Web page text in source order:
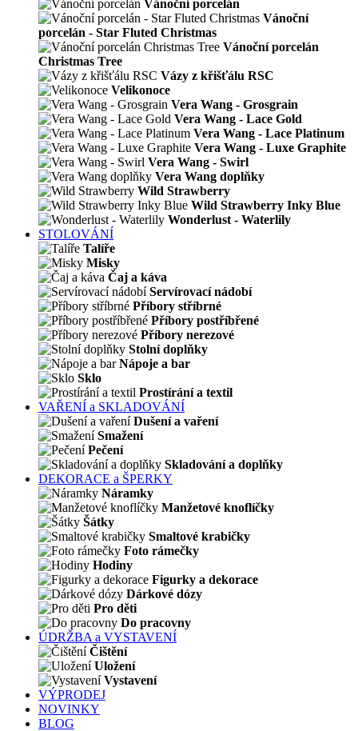
Vánoční porcelán
Vánoční
porcelán - Star Fluted Christmas
Vánoční porcelán
Christmas Tree
Vázy z křišťálu RSC
Velikonoce
Vera Wang - Grosgrain
Vera Wang - Lace Gold
Vera Wang - Lace Platinum
Vera Wang - Luxe Graphite
Vera Wang - Swirl
Vera Wang doplňky
Wild Strawberry
Wild Strawberry Inky Blue
Wonderlust - Waterlily
STOLOVÁNÍ
Talíře
Misky
Čaj a káva
Servírovací nádobí
Příbory stříbrné
Příbory postříbřené
Příbory nerezové
Stolní doplňky
Nápoje a bar
Sklo
Prostírání a textil
VAŘENÍ a SKLADOVÁNÍ
Dušení a vaření
Smažení
Pečení
Skladování a doplňky
DEKORACE a ŠPERKY
Náramky
Manžetové knoflíčky
Šátky
Smaltové krabičky
Foto rámečky
Hodiny
Figurky a dekorace
Dárkové dózy
Pro děti
Do pracovny
ÚDRŽBA a VYSTAVENÍ
Čištění
Uložení
Vystavení
VÝPRODEJ
NOVINKY
BLOG